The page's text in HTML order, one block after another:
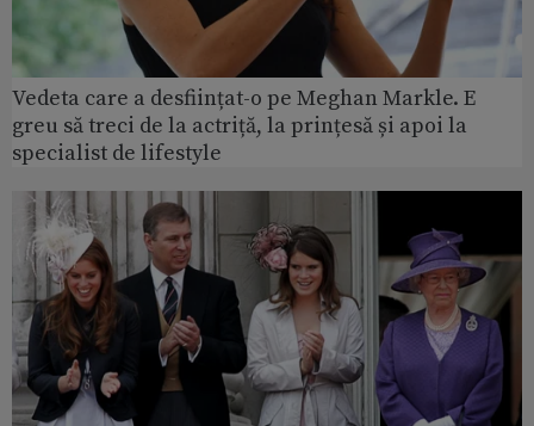
Vedeta care a desființat-o pe Meghan Markle. E
greu să treci de la actriță, la prințesă și apoi la
specialist de lifestyle